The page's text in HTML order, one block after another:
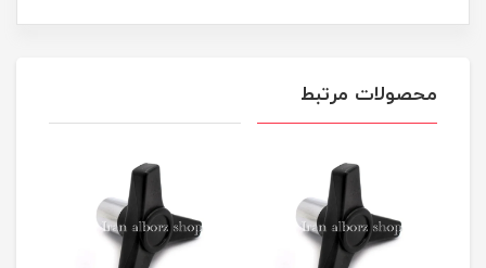
محصولات مرتبط